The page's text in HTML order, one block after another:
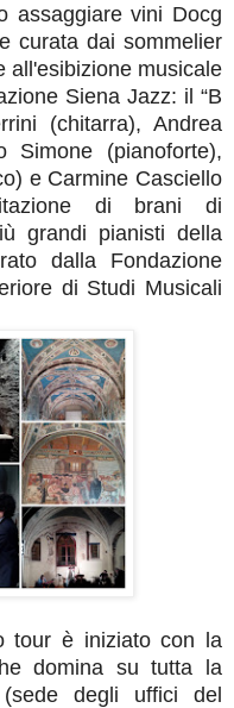
assaggiare vini Docg
curata dai sommelier
all'esibizione musicale
Siena Jazz: il “B
(chitarra), Andrea
Simone (pianoforte),
e Carmine Casciello
di brani di
grandi pianisti della
dalla Fondazione
di Studi Musicali
tour è iniziato con la
domina su tutta la
degli uffici del